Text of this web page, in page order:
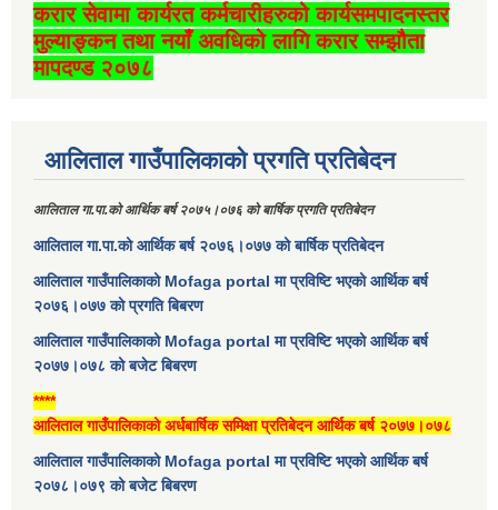
करार सेवामा कार्यरत कर्मचारीहरुको कार्यसमपादनस्तर
मुल्याङ्कन तथा नयाँ अवधिको लागि करार सम्झौता
मापदण्ड २०७८
आलिताल गाउँपालिकाको प्रगति प्रतिबेदन
आलिताल गा.पा.को आर्थिक बर्ष २०७५।०७६ को बार्षिक प्रगति प्रतिबेदन
आलिताल गा.पा.को आर्थिक बर्ष २०७६।०७७ को बार्षिक प्रतिबेदन
आलिताल गाउँपालिकाको Mofaga portal मा प्रविष्टि भएको आर्थिक बर्ष
२०७६।०७७ को प्रगति बिबरण
आलिताल गाउँपालिकाको Mofaga portal मा प्रविष्टि भएको आर्थिक बर्ष
२०७७।०७८ को बजेट बिबरण
****
आलिताल गाउँपालिकाको अर्धबार्षिक समिक्षा प्रतिबेदन आर्थिक बर्ष २०७७।०७८
आलिताल गाउँपालिकाको Mofaga portal मा प्रविष्टि भएको आर्थिक बर्ष
२०७८।०७९ को बजेट बिबरण